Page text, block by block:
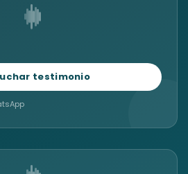
testimonio